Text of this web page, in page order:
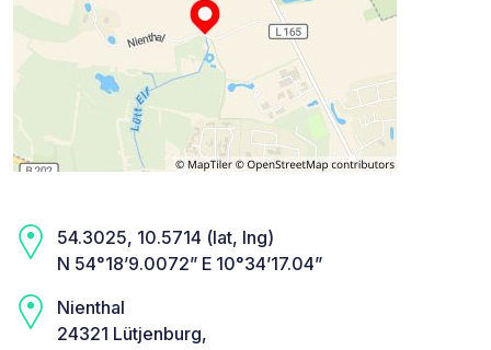
54.3025, 10.5714 (lat, lng)
N 54°18’9.0072” E 10°34’17.04”
Nienthal
24321 Lütjenburg,